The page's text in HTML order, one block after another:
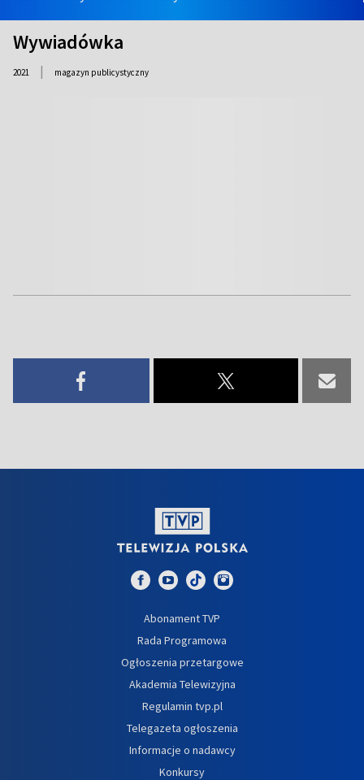
Wywiadówka
2021 | magazyn publicystyczny
Abonament TVP
Rada Programowa
Ogłoszenia przetargowe
Akademia Telewizyjna
Regulamin tvp.pl
Telegazeta ogłoszenia
Informacje o nadawcy
Konkursy